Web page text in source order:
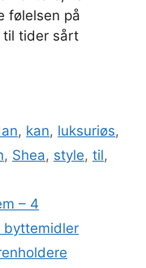
følelsen på
til tider sårt
, kan, luksuriøs,
, Shea, style, til,
– 4
byttemidler